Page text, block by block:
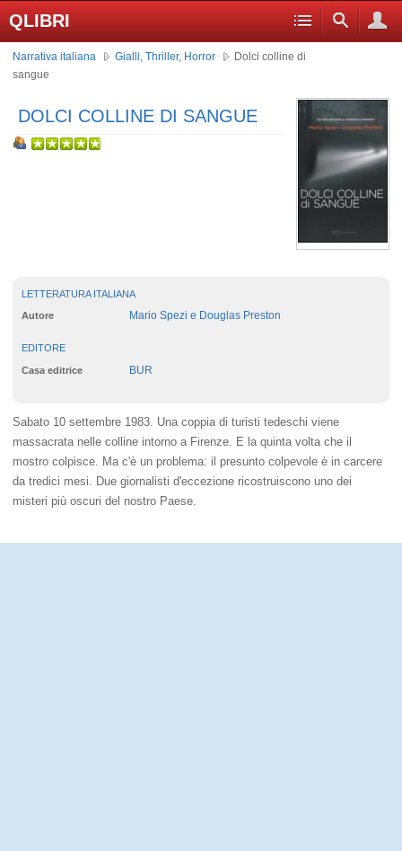
QLIBRI
Narrativa italiana Gialli, Thriller, Horror
Dolci colline di
sangue
DOLCI COLLINE DI SANGUE
LETTERATURA ITALIANA
Autore Mario Spezi e Douglas Preston
EDITORE
Casa editrice BUR
Sabato 10 settembre 1983. Una coppia di turisti tedeschi viene
massacrata nelle colline intorno a Firenze. E la quinta volta che il
mostro colpisce. Ma c'è un problema: il presunto colpevole è in carcere
da tredici mesi. Due giornalisti d'eccezione ricostruiscono uno dei
misteri più oscuri del nostro Paese.